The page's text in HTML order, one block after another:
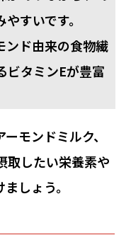
すいです。
ンド由来の食物繊
ビタミンEが豊富
モンドミルク、
取したい栄養素や
しょう。